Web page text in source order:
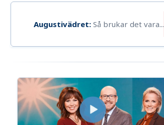
Augustivädret: Så brukar det vara...